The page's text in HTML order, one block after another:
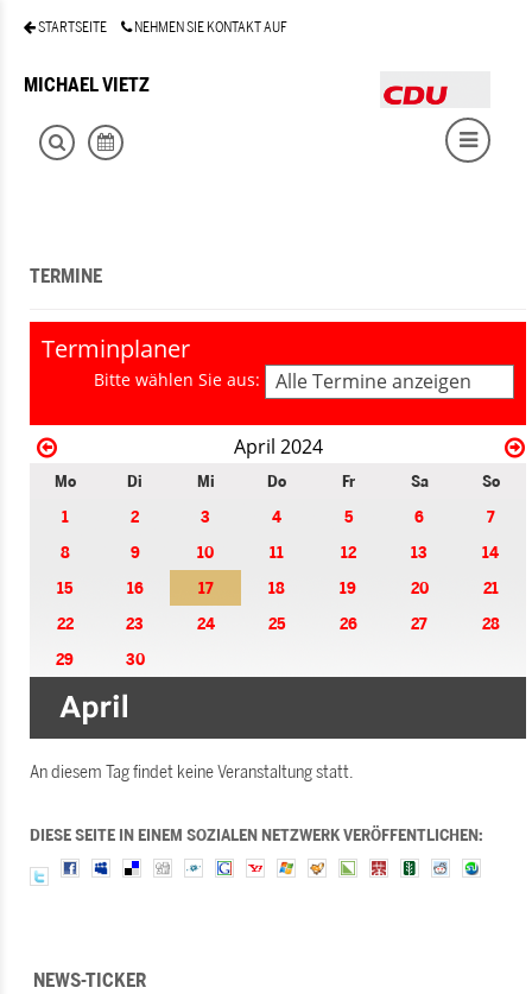
STARTSEITE NEHMEN SIE KONTAKT AUF
MICHAEL VIETZ
TERMINE
Terminplaner
Bitte wählen Sie aus: Alle Termine anzeigen
April 2024
Mo Di Mi Do Fr Sa
So
1
2 3 4 5 6
7
8
9 10 11 12 13
14
15
16 17 18 19 20
21
22
23 24 25 26 27
28
29
30
An diesem Tag findet keine Veranstaltung statt.
DIESE SEITE IN EINEM SOZIALEN NETZWERK VERÖFFENTLICHEN:
NEWS-TICKER